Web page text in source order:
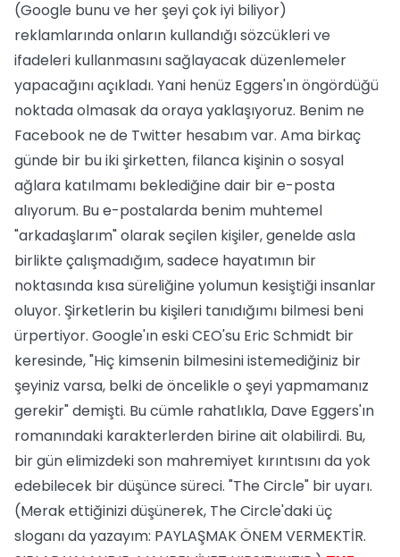
(Google bunu ve her şeyi çok iyi biliyor)
reklamlarında onların kullandığı sözcükleri ve
ifadeleri kullanmasını sağlayacak düzenlemeler
yapacağını açıkladı. Yani henüz Eggers'ın öngördüğü
noktada olmasak da oraya yaklaşıyoruz. Benim ne
Facebook ne de Twitter hesabım var. Ama birkaç
günde bir bu iki şirketten, filanca kişinin o sosyal
ağlara katılmamı beklediğine dair bir e-posta
alıyorum. Bu e-postalarda benim muhtemel
"arkadaşlarım" olarak seçilen kişiler, genelde asla
birlikte çalışmadığım, sadece hayatımın bir
noktasında kısa süreliğine yolumun kesiştiği insanlar
oluyor. Şirketlerin bu kişileri tanıdığımı bilmesi beni
ürpertiyor. Google'ın eski CEO'su Eric Schmidt bir
keresinde, "Hiç kimsenin bilmesini istemediğiniz bir
şeyiniz varsa, belki de öncelikle o şeyi yapmamanız
gerekir" demişti. Bu cümle rahatlıkla, Dave Eggers'ın
romanındaki karakterlerden birine ait olabilirdi. Bu,
bir gün elimizdeki son mahremiyet kırıntısını da yok
edebilecek bir düşünce süreci. "The Circle" bir uyarı.
(Merak ettiğinizi düşünerek, The Circle'daki üç
sloganı da yazayım: PAYLAŞMAK ÖNEM VERMEKTİR.